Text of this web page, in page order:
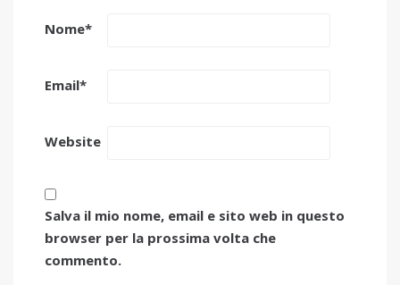
Nome*
Email*
Website
Salva il mio nome, email e sito web in questo
browser per la prossima volta che
commento.